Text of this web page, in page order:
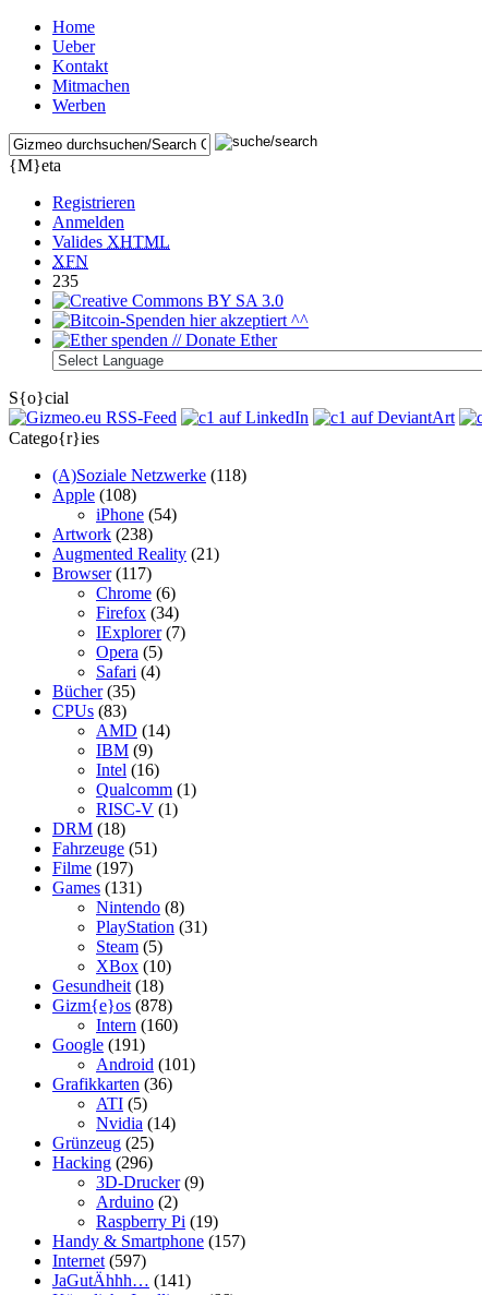
Home
Ueber
Kontakt
Mitmachen
Werben
{M}eta
Registrieren
Anmelden
Valides XHTML
XFN
235
S{o}cial
Catego{r}ies
(A)Soziale Netzwerke (118)
Apple (108)
iPhone (54)
Artwork (238)
Augmented Reality (21)
Browser(117)
Chrome (6)
Firefox (34)
IExplorer(7)
Opera (5)
Safari (4)
Bücher(35)
CPUs (83)
AMD (14)
IBM (9)
Intel (16)
Qualcomm (1)
RISC-V (1)
DRM (18)
Fahrzeuge (51)
Filme (197)
Games (131)
Nintendo (8)
PlayStation (31)
Steam (5)
XBox (10)
Gesundheit (18)
Gizm{e}os (878)
Intern (160)
Google (191)
Android (101)
Grafikkarten (36)
ATI (5)
Nvidia (14)
Grünzeug (25)
Hacking (296)
3D-Drucker(9)
Arduino (2)
Raspberry Pi (19)
Handy & Smartphone (157)
Internet (597)
JaGutÄhhh… (141)